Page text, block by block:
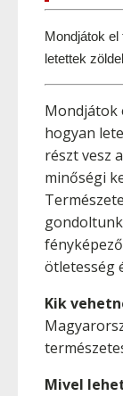
Mondjátok
letettek
Mondjátok
hogyan
részt vesz
minőségi
ötletesség
Kik
Mivel